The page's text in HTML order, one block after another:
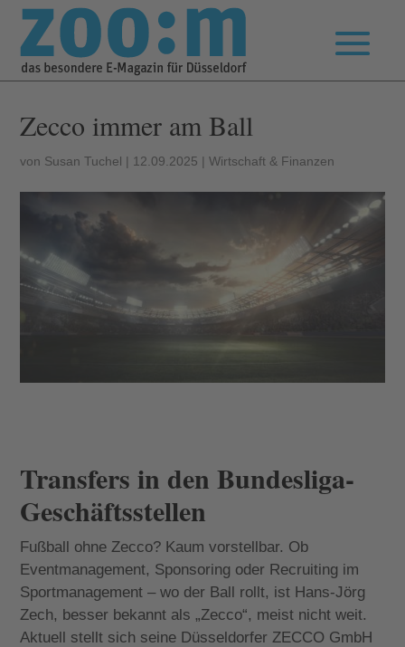
Zecco immer am Ball
von Susan Tuchel | 12.09.2025 |Wirtschaft & Finanzen
Transfers in den Bundesliga-
Geschäftsstellen
Fußball ohne Zecco? Kaum vorstellbar. Ob
Eventmanagement, Sponsoring oder Recruiting im
Sportmanagement – wo der Ball rollt, ist Hans-Jörg
Zech, besser bekannt als „Zecco“, meist nicht weit.
Aktuell stellt sich seine Düsseldorfer ZECCO GmbH